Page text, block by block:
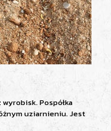
Pospółka
uziarnieniu. Jest